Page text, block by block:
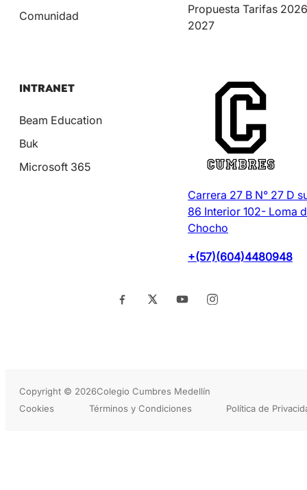
Comunidad
Propuesta Tarifas
2027
INTRANET
Beam Education
Buk
Microsoft 365
Carrera 27 B N° 27 D
86 Interior 102- Loma
Chocho
+(57)(604)4480948
Copyright © 2026Colegio Cumbres Medellín
Cookies
Términos y Condiciones Política de